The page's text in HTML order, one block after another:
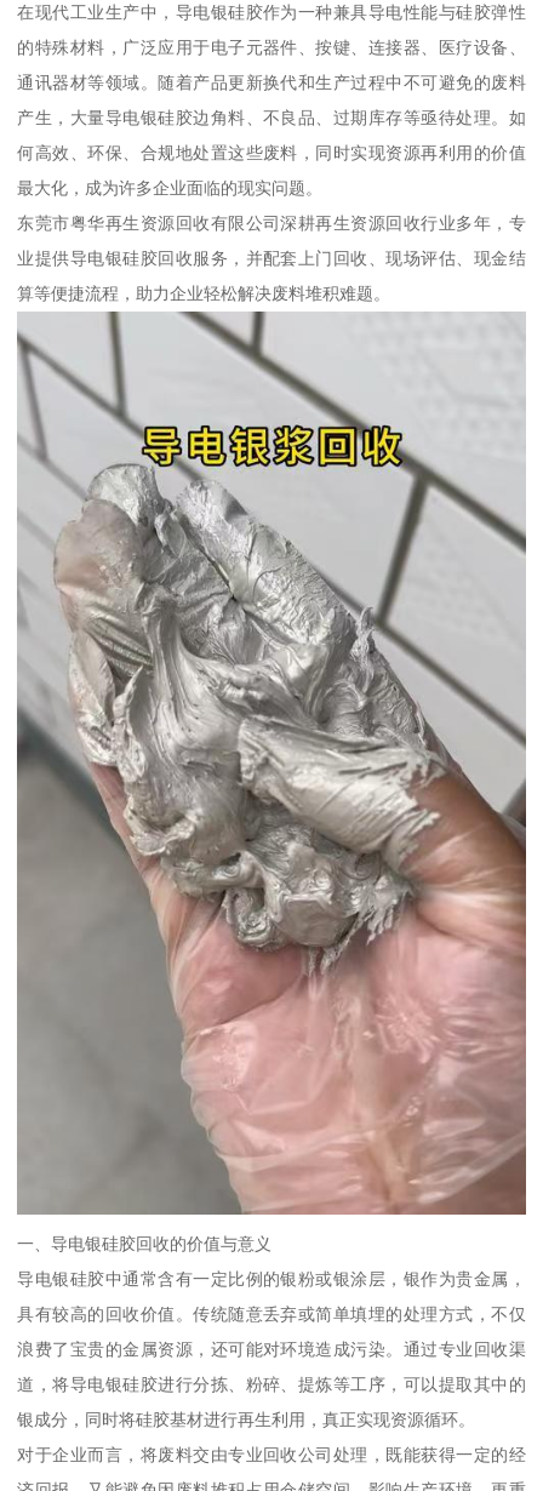
在现代工业生产中，导电银硅胶作为一种兼具导电性能与硅胶弹性
的特殊材料，广泛应用于电子元器件、按键、连接器、医疗设备、
通讯器材等领域。随着产品更新换代和生产过程中不可避免的废料
产生，大量导电银硅胶边角料、不良品、过期库存等亟待处理。如
何高效、环保、合规地处置这些废料，同时实现资源再利用的价值
最大化，成为许多企业面临的现实问题。
东莞市粤华再生资源回收有限公司深耕再生资源回收行业多年，专
业提供导电银硅胶回收服务，并配套上门回收、现场评估、现金结
算等便捷流程，助力企业轻松解决废料堆积难题。
一、导电银硅胶回收的价值与意义
导电银硅胶中通常含有一定比例的银粉或银涂层，银作为贵金属，
具有较高的回收价值。传统随意丢弃或简单填埋的处理方式，不仅
浪费了宝贵的金属资源，还可能对环境造成污染。通过专业回收渠
道，将导电银硅胶进行分拣、粉碎、提炼等工序，可以提取其中的
银成分，同时将硅胶基材进行再生利用，真正实现资源循环。
对于企业而言，将废料交由专业回收公司处理，既能获得一定的经